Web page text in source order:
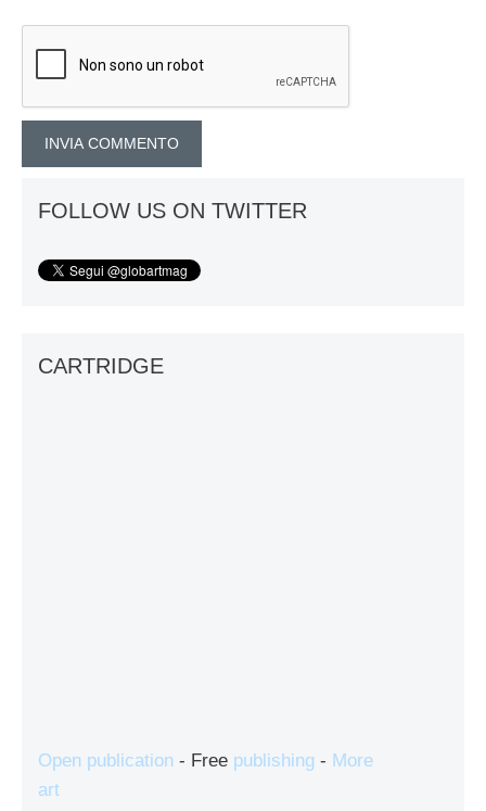
FOLLOW US ON TWITTER
CARTRIDGE
Open publication - Free publishing - More
art